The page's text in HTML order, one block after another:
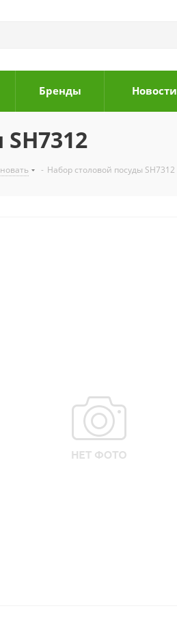
Бренды Новости
- Набор столовой посуды SH7312